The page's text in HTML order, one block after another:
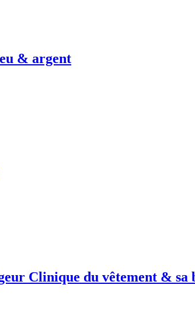
& argent
Clinique du vêtement & sa